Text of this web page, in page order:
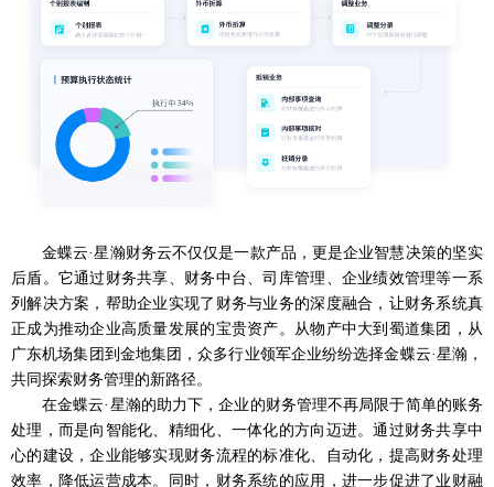
金蝶云·星瀚财务云不仅仅是一款产品，更是企业智慧决策的坚实
后盾。它通过财务共享、财务中台、司库管理、企业绩效管理等一系
列解决方案，帮助企业实现了财务与业务的深度融合，让财务系统真
正成为推动企业高质量发展的宝贵资产。从物产中大到蜀道集团，从
广东机场集团到金地集团，众多行业领军企业纷纷选择金蝶云·星瀚，
共同探索财务管理的新路径。
在金蝶云·星瀚的助力下，企业的财务管理不再局限于简单的账务
处理，而是向智能化、精细化、一体化的方向迈进。通过财务共享中
心的建设，企业能够实现财务流程的标准化、自动化，提高财务处理
效率，降低运营成本。同时， 财务系统的应用，进一步促进了业财融